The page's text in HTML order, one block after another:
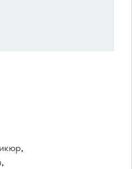
8, 11, 19, 29, 32, 400, 400э.
419м, 476м